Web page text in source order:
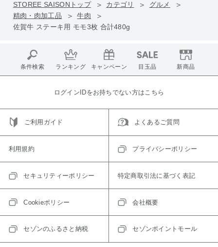
STOREE SAISONトップ カテゴリ
グルメ
精肉・肉加工品
牛肉
佐賀牛 ステーキ用 モモ3枚 合計480g
条件検索 ランキング キャンペーン 目玉品 新商品
ログインIDをお持ちでない方はこちら
ご利用ガイド よくあるご質問
利用規約 プライバシーポリシー
セキュリティーポリシー 特定商取引法に基づく表記
Cookieポリシー 会社概要
セゾンのふるさと納税 セゾンポイントモール